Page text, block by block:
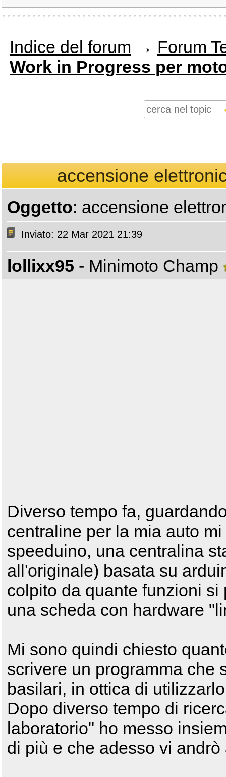
Indice del forum → Forum
Work in Progress per
accensione
Oggetto: accensione
Inviato: 22 Mar 2021 21:39
lollixx95 - Minimoto Champ
Diverso tempo fa,
centraline per la mia auto
speeduino, una centralina
all'originale) basata su
colpito da quante funzioni
una scheda con hardware
Mi sono quindi chiesto
scrivere un programma che
basilari, in ottica di
Dopo diverso tempo di
laboratorio" ho messo
di più e che adesso vi andrò